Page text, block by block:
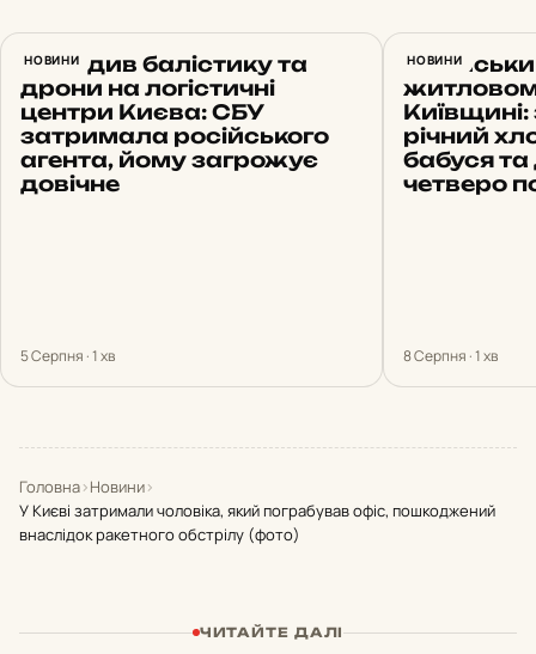
НОВИНИ
Наводив балістику та
дрони на логістичні
центри Києва: СБУ
затримала російського
агента, йому загрожує
довічне
5 Серпня · 1 хв
НОВИНИ
Київщині:
річний
бабуся та
четверо
8 Серпня · 1 хв
Головна›Новини›
У Києві затримали чоловіка, який пограбував офіс, пошкоджений
внаслідок ракетного обстрілу (фото)
ЧИТАЙТЕ ДАЛІ